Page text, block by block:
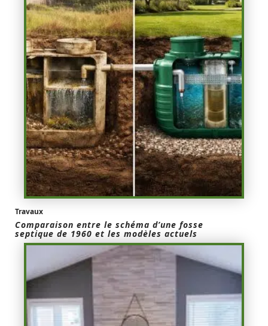
Travaux
Comparaison entre le schéma d’une fosse
septique de 1960 et les modèles actuels